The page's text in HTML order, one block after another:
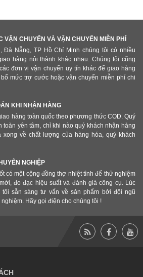
VẬN CHUYỂN VÀ VẬN CHUYỂN MIỄN PHÍ
Đà Nẵng, TP Hồ Chí Minh chúng tôi có nhiều
hàng nội thành khác nhau. Chúng tôi cũng
đơn vị vận chuyển uy tín khác để giao hàng
mức trợ cước hoặc vận chuyển miễn phí chi
KHI NHẬN HÀNG
hàng toàn quốc theo phương thức COD. Quý
toàn yên tâm, chỉ khi nào quý khách nhận hàng
xong về chất lượng của hàng hóa, quý khách
NGHIỆP
có một cộng đồng thợ nhiệt tình để thử nghiệm
đo đạc hiệu suất và đánh giá công cụ. Lúc
tôi sẵn sàng tư vấn về sản phẩm bởi đội ngũ
Hãy gọi điện cho chúng tôi !